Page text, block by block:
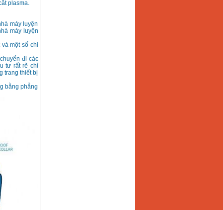
plasma.
máy luyện
máy luyện
một số chi
đi các
tư rất rẽ chỉ
trang thiết bị
bằng phẳng